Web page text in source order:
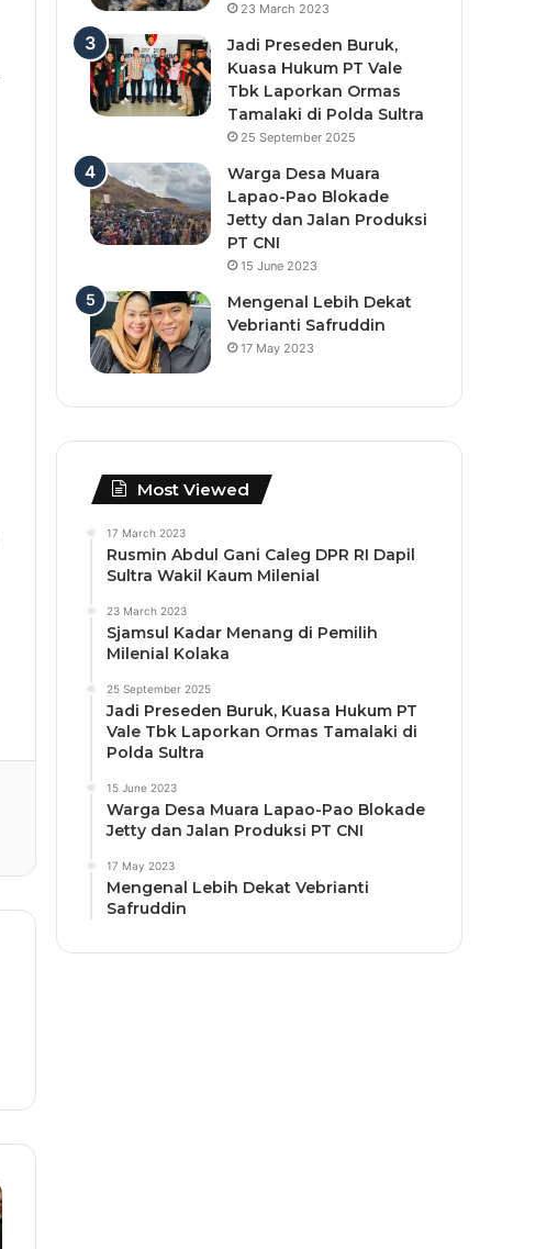
23 March 2023
Jadi Preseden Buruk,
Kuasa Hukum PT Vale
Tbk Laporkan Ormas
Tamalaki di Polda Sultra
25 September 2025
Warga Desa Muara
Lapao-Pao Blokade
Jetty dan Jalan Produksi
PT CNI
15 June 2023
Mengenal Lebih Dekat
Vebrianti Safruddin
17 May 2023
Most Viewed
17 March 2023
Rusmin Abdul Gani Caleg DPR RI Dapil
Sultra Wakil Kaum Milenial
23 March 2023
Sjamsul Kadar Menang di Pemilih
Milenial Kolaka
25 September 2025
Jadi Preseden Buruk, Kuasa Hukum PT
Vale Tbk Laporkan Ormas Tamalaki di
Polda Sultra
15 June 2023
Warga Desa Muara Lapao-Pao Blokade
Jetty dan Jalan Produksi PT CNI
17 May 2023
Mengenal Lebih Dekat Vebrianti
Safruddin